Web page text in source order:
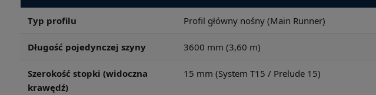
Typ profilu Profil główny nośny (Main Runner)
Długość pojedynczej szyny 3600 mm (3,60 m)
Szerokość stopki (widoczna
krawędź)
15 mm (System T15 / Prelude 15)